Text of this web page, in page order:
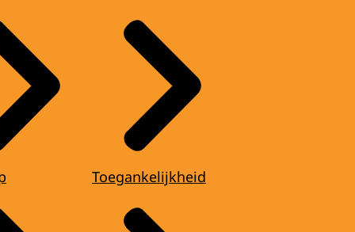
Toegankelijkheid